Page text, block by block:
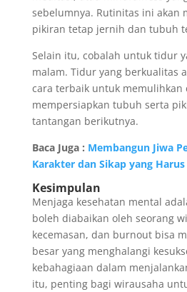
sebelumnya. Rutinitas ini akan
pikiran tetap jernih dan tubuh
Selain itu, cobalah untuk tidur
malam. Tidur yang berkualitas
cara terbaik untuk memulihkan
mempersiapkan tubuh serta
tantangan berikutnya.
Baca Juga : Membangun Jiwa
Karakter dan Sikap yang
Kesimpulan
Menjaga kesehatan mental
boleh diabaikan oleh seorang
kecemasan, dan burnout bisa
besar yang menghalangi
kebahagiaan dalam
itu, penting bagi wirausaha